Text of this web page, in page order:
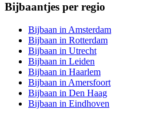
Bijbaantjes per regio
Bijbaan in Amsterdam
Bijbaan in Rotterdam
Bijbaan in Utrecht
Bijbaan in Leiden
Bijbaan in Haarlem
Bijbaan in Amersfoort
Bijbaan in Den Haag
Bijbaan in Eindhoven